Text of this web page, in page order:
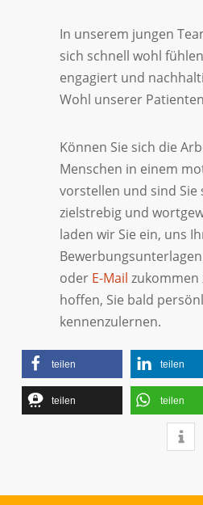
In unserem jungen
sich schnell wohl
engagiert und
Wohl unserer
Können Sie sich die
Menschen in einem
vorstellen und sind Sie
zielstrebig und
laden wir Sie ein, uns
oder E-Mail zukommen
hoffen, Sie bald
kennenzulernen.
teilen teilen
teilen teilen